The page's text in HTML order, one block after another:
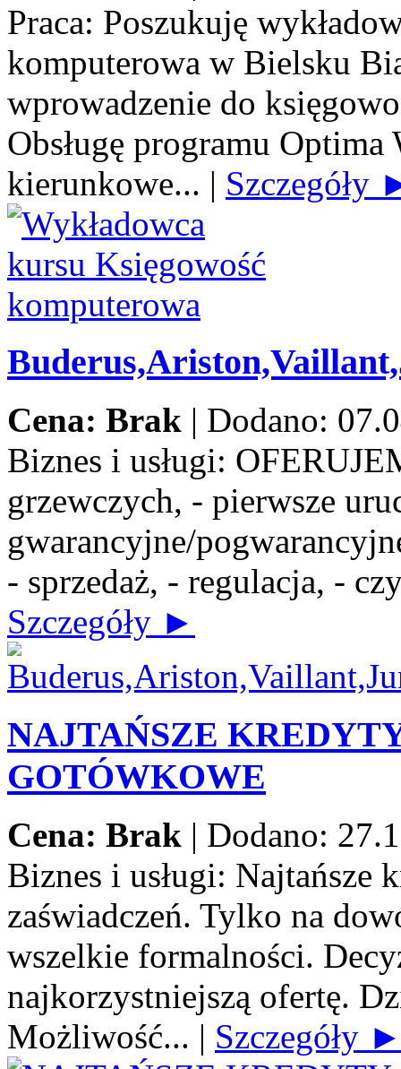
Praca: Poszukuję
komputerowa w Bielsku
wprowadzenie do
Obsługę programu Optima
kierunkowe... | Szczegóły
Cena: Brak | Dodano:
Biznes i usługi:
grzewczych, - pierwsze
gwarancyjne/
- sprzedaż, - regulacja, -
Szczegóły ►
NAJTAŃSZE
GOTÓWKOWE
Cena: Brak | Dodano:
Biznes i usługi: Najtańsze
zaświadczeń. Tylko na
wszelkie formalności.
najkorzystniejszą ofertę.
Możliwość... | Szczegóły